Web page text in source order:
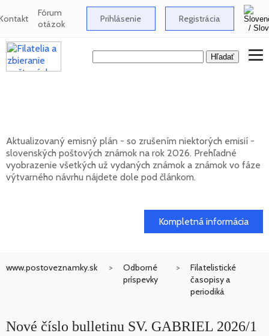
Fórum
otázok Prihlásenie Registrácia
Aktualizovaný emisný plán - so zrušením niektorých emisií -
slovenských poštových známok na rok 2026. Prehľadné
vyobrazenie všetkých už vydaných známok a známok vo fáze
výtvarného návrhu nájdete dole pod článkom.
Kompletná informácia
www.postoveznamky.sk
Odborné
príspevky
Filatelistické
časopisy a
periodiká
Nové číslo bulletinu SV. GABRIEL 2026/1